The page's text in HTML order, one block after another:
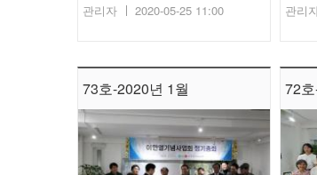
관리자 2020-05-25 11:00 관리
73호-2020년 1월 72